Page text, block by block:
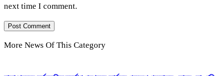
next time I comment.
More News Of This Category